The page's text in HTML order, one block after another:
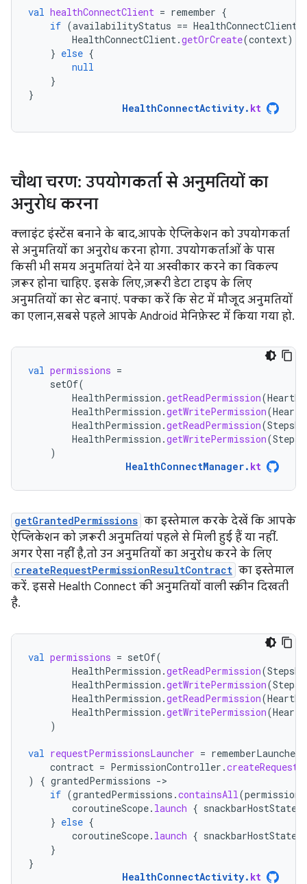
val healthConnectClient = remember {
if (availabilityStatus == HealthConnectClient
HealthConnectClient.getOrCreate(context)
} else {
null
}
}
HealthConnectActivity. kt
चौथा चरण: उपयोगकर्ता से अनुमतियों का
अनुरोध करना
क्लाइंट इंस्टेंस बनाने के बाद, आपके ऐप्लिकेशन को उपयोगकर्ता
से अनुमतियों का अनुरोध करना होगा. उपयोगकर्ताओं के पास
किसी भी समय अनुमतियां देने या अस्वीकार करने का विकल्प
ज़रूर होना चाहिए. इसके लिए, ज़रूरी डेटा टाइप के लिए
अनुमतियों का सेट बनाएं. पक्का करें कि सेट में मौजूद अनुमतियों
का एलान, सबसे पहले आपके Android मेनिफ़ेस्ट में किया गया हो.
val permissions =
setOf(
HealthPermission .getReadPermission(
HealthPermission .getWritePermission(
HealthPermission .getReadPermission(
HealthPermission .getWritePermission(
)
HealthConnectManager. kt
getGrantedPermissions का इस्तेमाल करके देखें कि आपके
ऐप्लिकेशन को ज़रूरी अनुमतियां पहले से मिली हुई हैं या नहीं.
अगर ऐसा नहीं है, तो उन अनुमतियों का अनुरोध करने के लिए
createRequestPermissionResultContract का इस्तेमाल
करें. इससे Health Connect की अनुमतियों वाली स्क्रीन दिखती
है.
val permissions = setOf(
HealthPermission .getReadPermission(
HealthPermission .getWritePermission(
HealthPermission .getReadPermission(
HealthPermission .getWritePermission(
)
val requestPermissionsLauncher =
contract = PermissionController .
)
{ grantedPermissions -
if (grantedPermissions .containsAll(permissions
coroutineScope. launch { snackbarHostState
} else {
coroutineScope. launch { snackbarHostState
}
}
HealthConnectActivity. kt